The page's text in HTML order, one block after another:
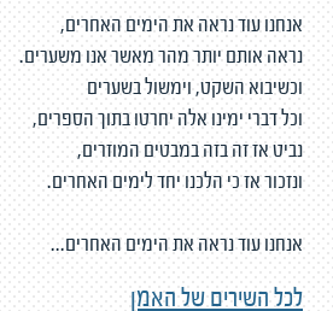
אנחנו עוד נראה את הימים האחרים,
נראה אותם יותר מהר מאשר אנו משערים.
וכשיבוא השקט, וימשול בשערים
וכל דברי ימינו אלה יחרטו בתוך הספרים,
נביט אז זה בזה במבטים המוזרים,
ונזכור אז כי הלכנו יחד לימים האחרים.
אנחנו עוד נראה את הימים האחרים...
לכל השירים של האמן